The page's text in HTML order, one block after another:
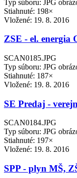
Typ súboru: JPG
Stiahnuté: 198×
Vložené: 19. 8. 2016
ZSE - el. energia
SCAN0185.JPG
Typ súboru: JPG
Stiahnuté: 187×
Vložené: 19. 8. 2016
SE Predaj -
SCAN0184.JPG
Typ súboru: JPG
Stiahnuté: 197×
Vložené: 19. 8. 2016
SPP - plyn MŠ,